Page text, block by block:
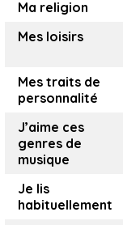
Ma religion
Mes loisirs
Mes traits de
personnalité
J’aime ces
genres de
musique
Je lis
habituellement